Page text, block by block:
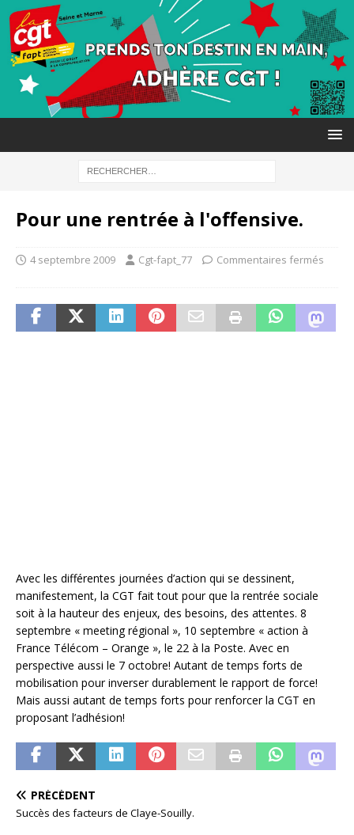
Pour une rentrée à l'offensive.
4 septembre 2009 Cgt-fapt_77 Commentaires fermés
Avec les différentes journées d’action qui se dessinent,
manifestement, la CGT fait tout pour que la rentrée sociale
soit à la hauteur des enjeux, des besoins, des attentes. 8
septembre « meeting régional », 10 septembre « action à
France Télécom – Orange », le 22 à la Poste. Avec en
perspective aussi le 7 octobre! Autant de temps forts de
mobilisation pour inverser durablement le rapport de force!
Mais aussi autant de temps forts pour renforcer la CGT en
proposant l’adhésion!
PRÉCÉDENT
Succès des facteurs de Claye-Souilly.